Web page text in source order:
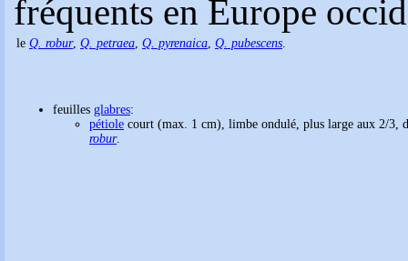
fréquents en Europe
le Q. robur, Q. petraea, Q. pyrenaica, Q. pubescens.
feuilles glabres:
pétiole court (max. 1 cm), limbe ondulé, plus large aux 2/3,
robur.